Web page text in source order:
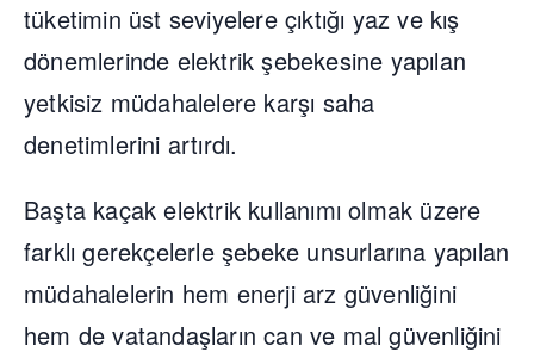
tüketimin üst seviyelere çıktığı yaz ve kış
dönemlerinde elektrik şebekesine yapılan
yetkisiz müdahalelere karşı saha
denetimlerini artırdı.
Başta kaçak elektrik kullanımı olmak üzere
farklı gerekçelerle şebeke unsurlarına yapılan
müdahalelerin hem enerji arz güvenliğini
hem de vatandaşların can ve mal güvenliğini